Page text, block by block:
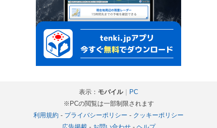
表示： モバイル｜ PC
※PCの閲覧は一部制限されます
利用規約 - プライバシーポリシー - クッキーポリシー